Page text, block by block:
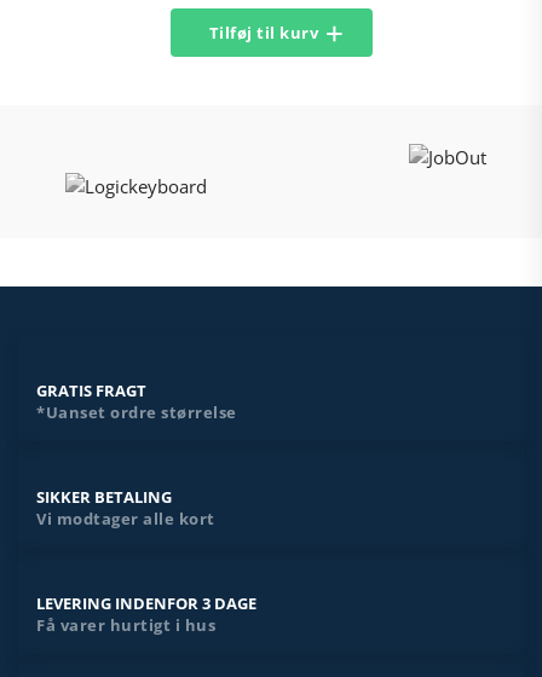
Tilføj til kurv
GRATIS FRAGT
*Uanset ordre størrelse
SIKKER BETALING
Vi modtager alle kort
LEVERING INDENFOR 3 DAGE
Få varer hurtigt i hus